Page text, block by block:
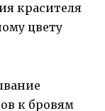
красителя
цвету
к бровям